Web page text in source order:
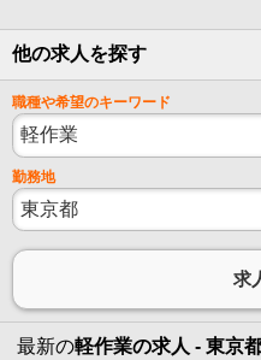
他の求人を探す
職種や希望のキーワード
勤務地
最新の軽作業の求人 - 東京